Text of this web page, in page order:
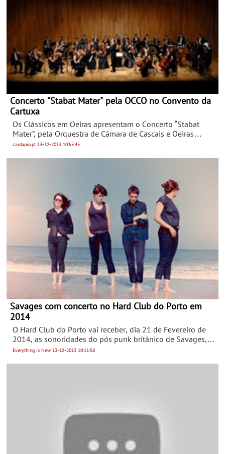
Concerto "Stabat Mater" pela OCCO no Convento da
Cartuxa
Os Clássicos em Oeiras apresentam o Concerto “Stabat
Mater”, pela Orquestra de Câmara de Cascais e Oeiras
(OCCO), no sábado, dia 14 de Dezembro de 2013, às
cardapio.pt 13-12-2013 10:55:45
Savages com concerto no Hard Club do Porto em
2014
O Hard Club do Porto vai receber, dia 21 de Fevereiro de
2014, as sonoridades do pós punk britânico de Savages, a
banda sensação de 2013. Este concerto único do quarteto
Everything is New 13-12-2013 10:11:58